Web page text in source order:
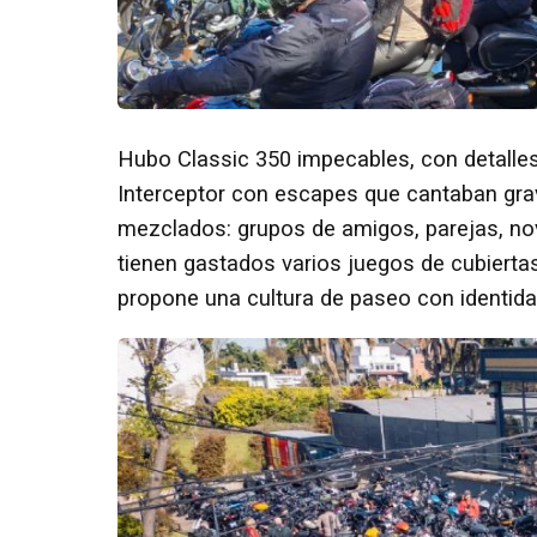
Hubo Classic 350 impecables, con
Interceptor con escapes que cantaban
mezclados: grupos de amigos, parejas,
tienen gastados varios juegos de
propone una cultura de paseo con